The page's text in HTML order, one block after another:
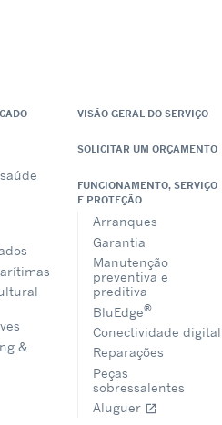
&
VISÃO GERAL DO SERVIÇO
SOLICITAR UM ORÇAMENTO
FUNCIONAMENTO, SERVIÇO
E PROTEÇÃO
Arranques
Garantia
Manutenção
preventiva e
preditiva
BluEdge®
Conectividade digital
Reparações
Peças
sobressalentes
Aluguer open_in_new